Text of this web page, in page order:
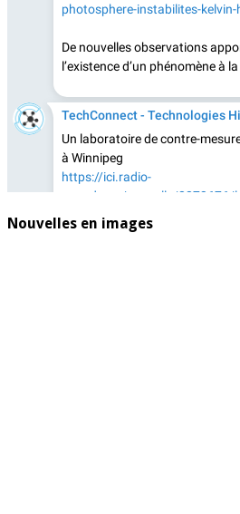
Nouvelles en images